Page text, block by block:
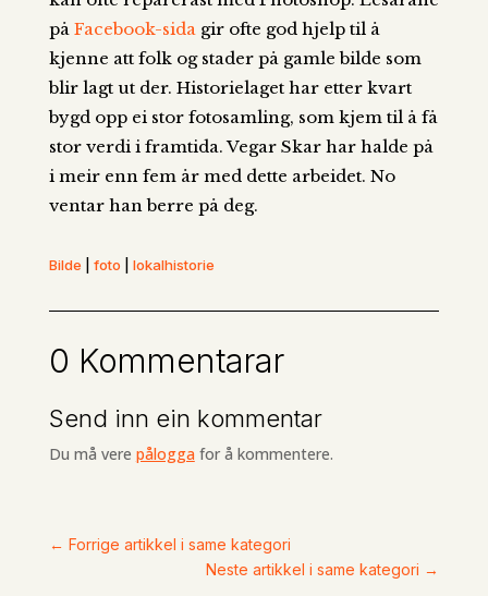
på Facebook-sida gir ofte god hjelp til å
kjenne att folk og stader på gamle bilde som
blir lagt ut der. Historielaget har etter kvart
bygd opp ei stor fotosamling, som kjem til å få
stor verdi i framtida. Vegar Skar har halde på
i meir enn fem år med dette arbeidet. No
ventar han berre på deg.
Bilde foto lokalhistorie
0 Kommentarar
Send inn ein kommentar
Du må vere påloggafor å kommentere.
← Forrige artikkel i same kategori
Neste artikkel i same kategori →